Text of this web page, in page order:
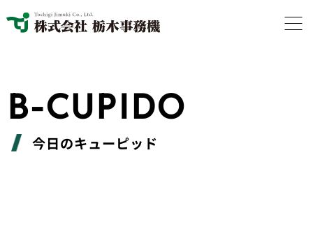
B-CUPIDO
今日のキューピッド